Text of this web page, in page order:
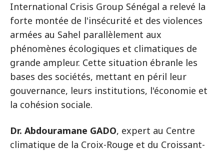
International Crisis Group Sénégal a relevé la
forte montée de l'insécurité et des violences
armées au Sahel parallèlement aux
phénomènes écologiques et climatiques de
grande ampleur. Cette situation ébranle les
bases des sociétés, mettant en péril leur
gouvernance, leurs institutions, l'économie et
la cohésion sociale.
Dr. Abdouramane GADO, expert au Centre
climatique de la Croix-Rouge et du Croissant-